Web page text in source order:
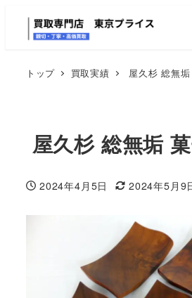
トップ 買取実績 屋久杉 総無
屋久杉 総無垢
投稿日
2024年4月5日
更新日
2024年5月9